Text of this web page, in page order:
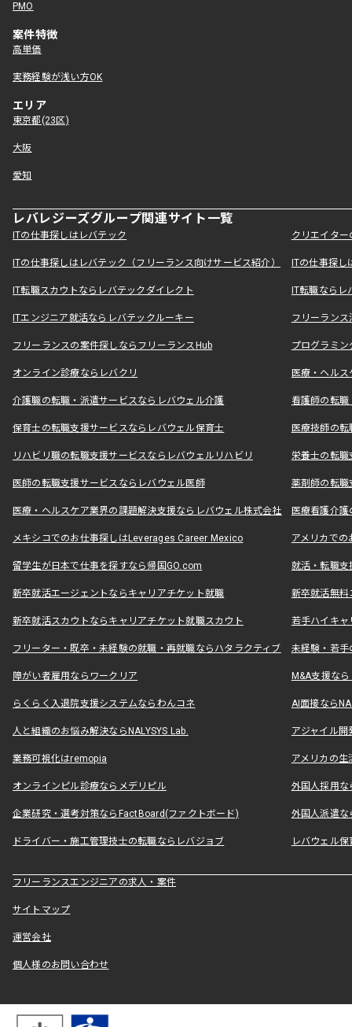
PMO
案件特徴
高単価
実務経験が浅い方OK
エリア
東京都(23区)
大阪
愛知
レバレジーズグループ関連サイト一覧
ITの仕事探しはレバテック クリエイタ
ITの仕事探しはレバテック（フリーランス向けサービス紹介） ITの仕事探
IT転職スカウトならレバテックダイレクト IT転職なら
ITエンジニア就活ならレバテックルーキー フリーラン
フリーランスの案件探しならフリーランスHub プログラミ
オンライン診療ならレバクリ 医療・ヘル
介護職の転職・派遣サービスならレバウェル介護 看護師の転
保育士の転職支援サービスならレバウェル保育士 医療技師の
リハビリ職の転職支援サービスならレバウェルリハビリ 栄養士の転
医師の転職支援サービスならレバウェル医師 薬剤師の転
医療・ヘルスケア業界の課題解決支援ならレバウェル株式会社 医療看護介
メキシコでのお仕事探しはLeverages Career Mexico アメリカで
留学生が日本で仕事を探すなら帰国GO.com 就活・転職
新卒就活エージェントならキャリアチケット就職 新卒就活無料
新卒就活スカウトならキャリアチケット就職スカウト 若手ハイキ
フリーター・既卒・未経験の就職・再就職ならハタラクティブ 未経験・若手
障がい者雇用ならワークリア M&A支援な
らくらく入退院支援システムならわんコネ AI面接なら
人と組織のお悩み解決ならNALYSYS Lab. アジャイル
業務可視化はremopia アメリカの
オンラインピル診療ならメデリピル 外国人採用
企業研究・選考対策ならFactBoard(ファクトボード) 外国人派遣な
ドライバー・施工管理技士の転職ならレバジョブ レバウェル
フリーランスエンジニアの求人・案件
サイトマップ
運営会社
個人様のお問い合わせ